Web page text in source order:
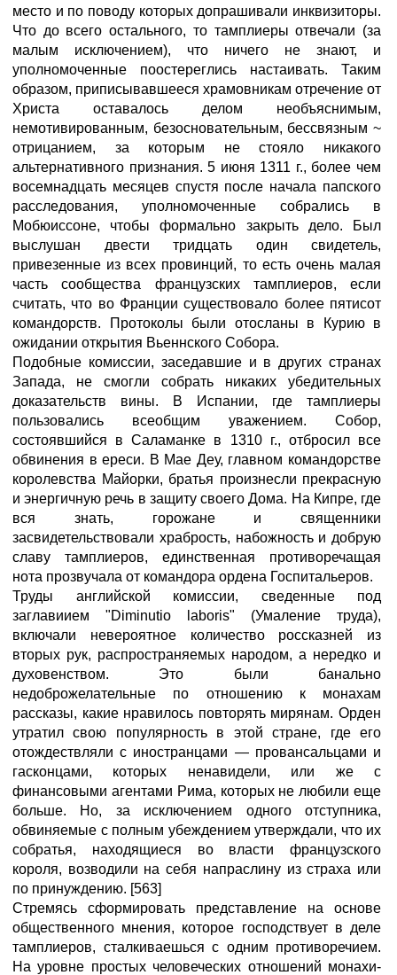
место и по поводу которых допрашивали инквизиторы.
Что до всего остального, то тамплиеры отвечали (за
малым исключением), что ничего не знают, и
уполномоченные поостереглись настаивать. Таким
образом, приписывавшееся храмовникам отречение от
Христа оставалось делом необъяснимым,
немотивированным, безосновательным, бессвязным ~
отрицанием, за которым не стояло никакого
альтернативного признания. 5 июня 1311 г., более чем
восемнадцать месяцев спустя после начала папского
расследования, уполномоченные собрались в
Мобюиссоне, чтобы формально закрыть дело. Был
выслушан двести тридцать один свидетель,
привезенные из всех провинций, то есть очень малая
часть сообщества французских тамплиеров, если
считать, что во Франции существовало более пятисот
командорств. Протоколы были отосланы в Курию в
ожидании открытия Вьеннского Собора.
Подобные комиссии, заседавшие и в других странах
Запада, не смогли собрать никаких убедительных
доказательств вины. В Испании, где тамплиеры
пользовались всеобщим уважением. Собор,
состоявшийся в Саламанке в 1310 г., отбросил все
обвинения в ереси. В Мае Деу, главном командорстве
королевства Майорки, братья произнесли прекрасную
и энергичную речь в защиту своего Дома. На Кипре, где
вся знать, горожане и священники
засвидетельствовали храбрость, набожность и добрую
славу тамплиеров, единственная противоречащая
нота прозвучала от командора ордена Госпитальеров.
Труды английской комиссии, сведенные под
заглавиием "Diminutio laboris" (Умаление труда),
включали невероятное количество россказней из
вторых рук, распространяемых народом, а нередко и
духовенством. Это были банально
недоброжелательные по отношению к монахам
рассказы, какие нравилось повторять мирянам. Орден
утратил свою популярность в этой стране, где его
отождествляли с иностранцами — провансальцами и
гасконцами, которых ненавидели, или же с
финансовыми агентами Рима, которых не любили еще
больше. Но, за исключением одного отступника,
обвиняемые с полным убеждением утверждали, что их
собратья, находящиеся во власти французского
короля, возводили на себя напраслину из страха или
по принуждению. [563]
Стремясь сформировать представление на основе
общественного мнения, которое господствует в деле
тамплиеров, сталкиваешься с одним противоречием.
На уровне простых человеческих отношений монахи-